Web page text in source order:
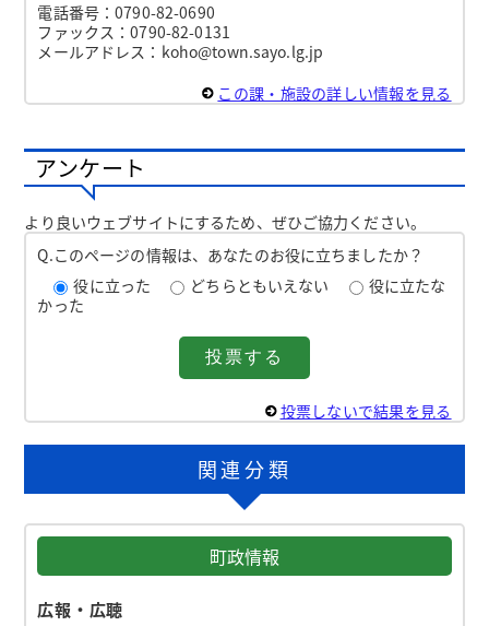
電話番号：0790-82-0690
ファックス：0790-82-0131
メールアドレス：koho@town.sayo.lg.jp
この課・施設の詳しい情報を見る
アンケート
より良いウェブサイトにするため、ぜひご協力ください。
Q.このページの情報は、あなたのお役に立ちましたか？
役に立った
どちらともいえない
役に立たな
かった
投票しないで結果を見る
関連分類
町政情報
広報・広聴